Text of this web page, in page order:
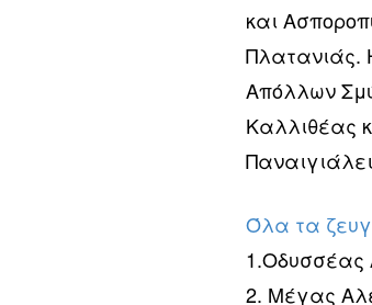
και
Πλατανιάς.
Απόλλων
Καλλιθέας
Όλα τα
1.Οδυσσέας
2. Μέγας